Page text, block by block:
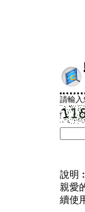
請輸入
說明︰
親愛
續使